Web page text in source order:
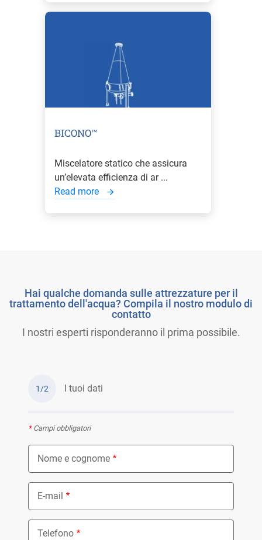
BICONO™
Miscelatore statico che assicura
un’elevata efficienza di ar ...
Read more
Hai qualche domanda sulle attrezzature per il
trattamento dell'acqua? Compila il nostro modulo di
contatto
I nostri esperti risponderanno il prima possibile.
1/2 I tuoi dati
*Campi obbligatori
Nome e cognome
E-mail
Telefono